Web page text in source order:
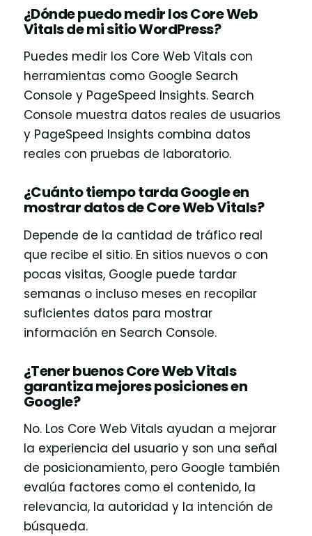
¿Dónde puedo medir los Core Web
Vitals de mi sitio WordPress?
Puedes medir los Core Web Vitals con
herramientas como Google Search
Console y PageSpeed Insights. Search
Console muestra datos reales de usuarios
y PageSpeed Insights combina datos
reales con pruebas de laboratorio.
¿Cuánto tiempo tarda Google en
mostrar datos de Core Web Vitals?
Depende de la cantidad de tráfico real
que recibe el sitio. En sitios nuevos o con
pocas visitas, Google puede tardar
semanas o incluso meses en recopilar
suficientes datos para mostrar
información en Search Console.
¿Tener buenos Core Web Vitals
garantiza mejores posiciones en
Google?
No. Los Core Web Vitals ayudan a mejorar
la experiencia del usuario y son una señal
de posicionamiento, pero Google también
evalúa factores como el contenido, la
relevancia, la autoridad y la intención de
búsqueda.